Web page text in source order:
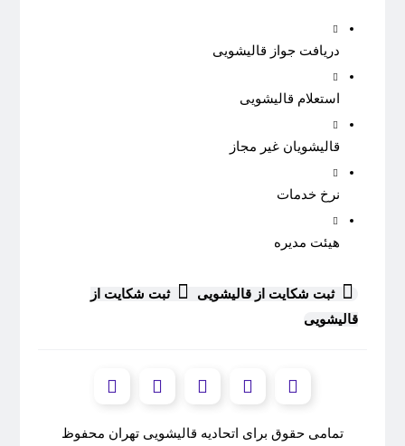
دریافت جواز قالیشویی
استعلام قالیشویی
قالیشویان غیر مجاز
نرخ خدمات
هیئت مدیره
ثبت شکایت از قالیشویی
ثبت شکایت از
قالیشویی
تمامی حقوق برای اتحادیه قالیشویی تهران محفوظ